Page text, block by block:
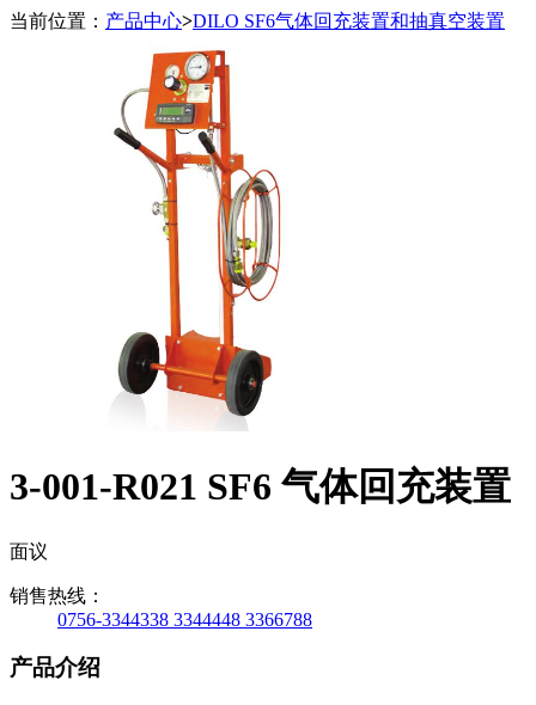
当前位置： 产品中心>DILO SF6气体回充装置和抽真空装置
3-001-R021 SF6 气体回充装置
面议
销售热线：
0756-3344338 3344448 3366788
产品介绍